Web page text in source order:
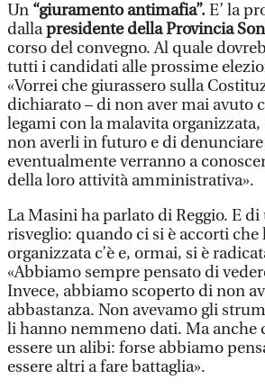
Un “giuramento antimafia”.E’ la
dallapresidente della Provincia
corso del convegno. Al quale
tutti i candidati alle prossime
«Vorrei che giurassero sulla
dichiarato – di non aver mai avuto
legami con la malavita
non averli in futuro e di
eventualmente verranno a
della loro attività amministrativa».
La Masini ha parlato di Reggio. E
risveglio: quando ci si è accorti
organizzata c’è e, ormai, si è
«Abbiamo sempre pensato di
Invece, abbiamo scoperto di non
abbastanza. Non avevamo gli
li hanno nemmeno dati. Ma anche
essere un alibi: forse abbiamo
essere altri a fare battaglia».